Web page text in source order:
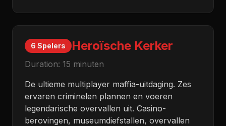
6 Spelers Heroïsche Kerker
Duration: 15 minuten
De ultieme multiplayer maffia-uitdaging. Zes
ervaren criminelen plannen en voeren
legendarische overvallen uit. Casino-
berovingen, museumdiefstallen, overvallen